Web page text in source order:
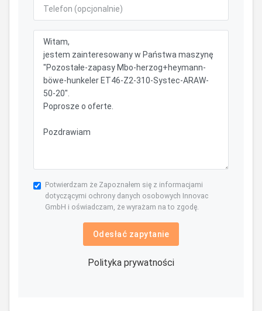
Potwierdzam że Zapoznałem się z informacjami
dotyczącymi ochrony danych osobowych Innovac
GmbH i oświadczam, że wyrażam na to zgodę.
Odesłać zapytanie
Polityka prywatności